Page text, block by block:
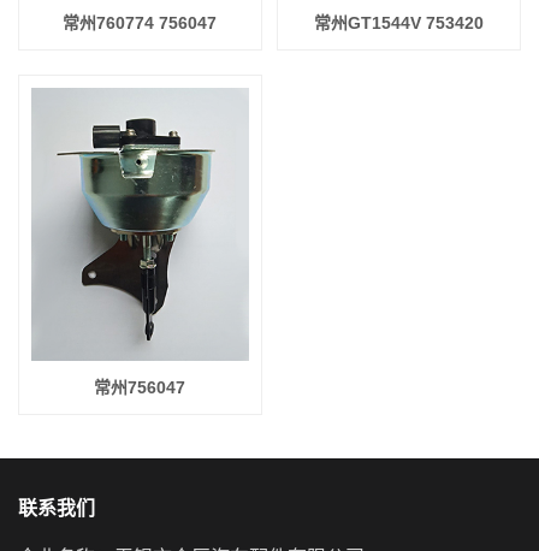
常州760774 756047 常州GT1544V 753420
常州756047
联系我们